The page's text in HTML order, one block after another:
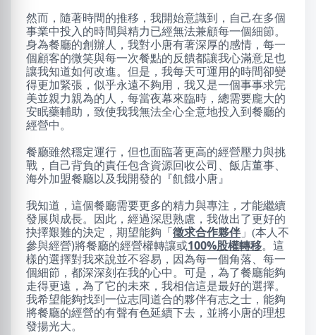
然而，隨著時間的推移，我開始意識到，自己在多個
事業中投入的時間與精力已經無法兼顧每一個細節。
身為餐廳的創辦人，我對小唐有著深厚的感情，每一
個顧客的微笑與每一次餐點的反饋都讓我心滿意足也
讓我知道如何改進。但是，我每天可運用的時間卻變
得更加緊張，似乎永遠不夠用，我又是一個事事求完
美並親力親為的人，每當夜幕來臨時，總需要龐大的
安眠藥輔助，致使我我無法全心全意地投入到餐廳的
經營中。
餐廳雖然穩定運行，但也面臨著更高的經營壓力與挑
戰，自己背負的責任包含資源回收公司、飯店董事、
海外加盟餐廳以及我開發的『飢餓小唐』
我知道，這個餐廳需要更多的精力與專注，才能繼續
發展與成長。因此，經過深思熟慮，我做出了更好的
抉擇艱難的決定，期望能夠「 徵求合作夥伴 」(本人不
參與經營)將餐廳的經營權轉讓或100%股權轉移。這
樣的選擇對我來說並不容易，因為每一個角落、每一
個細節，都深深刻在我的心中。可是，為了餐廳能夠
走得更遠，為了它的未來，我相信這是最好的選擇。
我希望能夠找到一位志同道合的夥伴有志之士，能夠
將餐廳的經營的有聲有色延續下去，並將小唐的理想
發揚光大。